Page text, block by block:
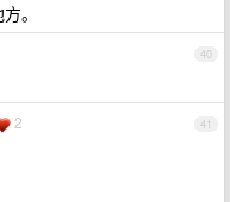
。
40
41
2